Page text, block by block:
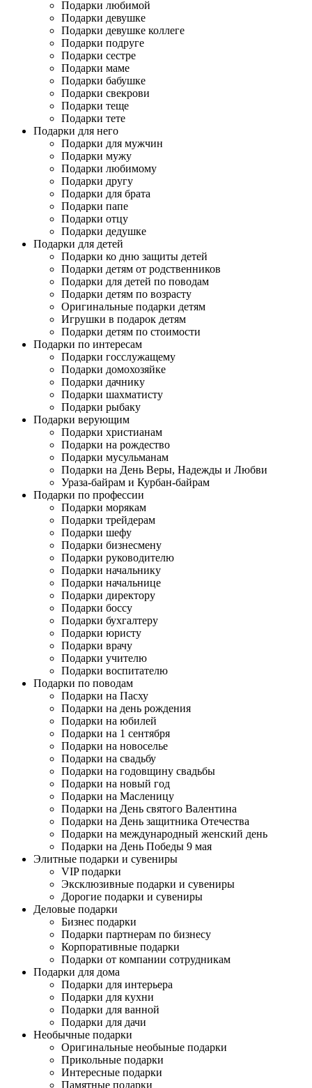
Подарки любимой
Подарки девушке
Подарки девушке коллеге
Подарки подруге
Подарки сестре
Подарки маме
Подарки бабушке
Подарки свекрови
Подарки теще
Подарки тете
Подарки для него
Подарки для мужчин
Подарки мужу
Подарки любимому
Подарки другу
Подарки для брата
Подарки папе
Подарки отцу
Подарки дедушке
Подарки для детей
Подарки ко дню защиты детей
Подарки детям от родственников
Подарки для детей по поводам
Подарки детям по возрасту
Оригинальные подарки детям
Игрушки в подарок детям
Подарки детям по стоимости
Подарки по интересам
Подарки госслужащему
Подарки домохозяйке
Подарки дачнику
Подарки шахматисту
Подарки рыбаку
Подарки верующим
Подарки христианам
Подарки на рождество
Подарки мусульманам
Подарки на День Веры, Надежды и Любви
Ураза-байрам и Курбан-байрам
Подарки по профессии
Подарки морякам
Подарки трейдерам
Подарки шефу
Подарки бизнесмену
Подарки руководителю
Подарки начальнику
Подарки начальнице
Подарки директору
Подарки боссу
Подарки бухгалтеру
Подарки юристу
Подарки врачу
Подарки учителю
Подарки воспитателю
Подарки по поводам
Подарки на Пасху
Подарки на день рождения
Подарки на юбилей
Подарки на 1 сентября
Подарки на новоселье
Подарки на свадьбу
Подарки на годовщину свадьбы
Подарки на новый год
Подарки на Масленицу
Подарки на День святого Валентина
Подарки на День защитника Отечества
Подарки на международный женский день
Подарки на День Победы 9 мая
Элитные подарки и сувениры
VIP подарки
Эксклюзивные подарки и сувениры
Дорогие подарки и сувениры
Деловые подарки
Бизнес подарки
Подарки партнерам по бизнесу
Корпоративные подарки
Подарки от компании сотрудникам
Подарки для дома
Подарки для интерьера
Подарки для кухни
Подарки для ванной
Подарки для дачи
Необычные подарки
Оригинальные необыные подарки
Прикольные подарки
Интересные подарки
Памятные подарки